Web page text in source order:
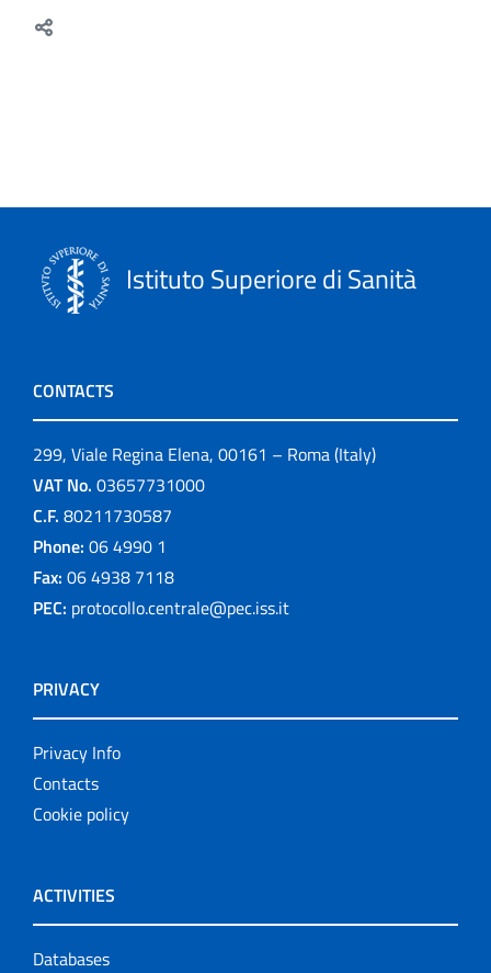
Istituto Superiore di Sanità
CONTACTS
299, Viale Regina Elena, 00161 – Roma (Italy)
VAT No. 03657731000
C.F. 80211730587
Phone: 06 4990 1
Fax: 06 4938 7118
PEC: protocollo.centrale@pec.iss.it
PRIVACY
Privacy Info
Contacts
Cookie policy
ACTIVITIES
Databases